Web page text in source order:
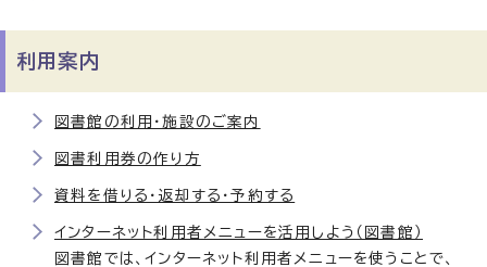
利用案内
図書館の利用・施設のご案内
図書利用券の作り方
資料を借りる・返却する・予約する
インターネット利用者メニューを活用しよう（図書館）
図書館では、インターネット利用者メニューを使うことで、